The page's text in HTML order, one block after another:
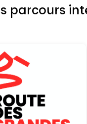
parcours